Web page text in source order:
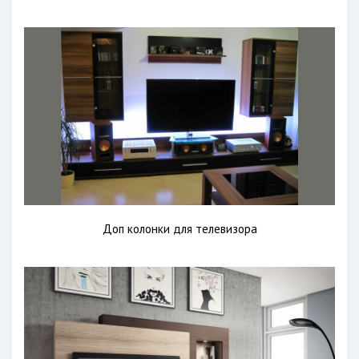
Доп колонки для телевизора